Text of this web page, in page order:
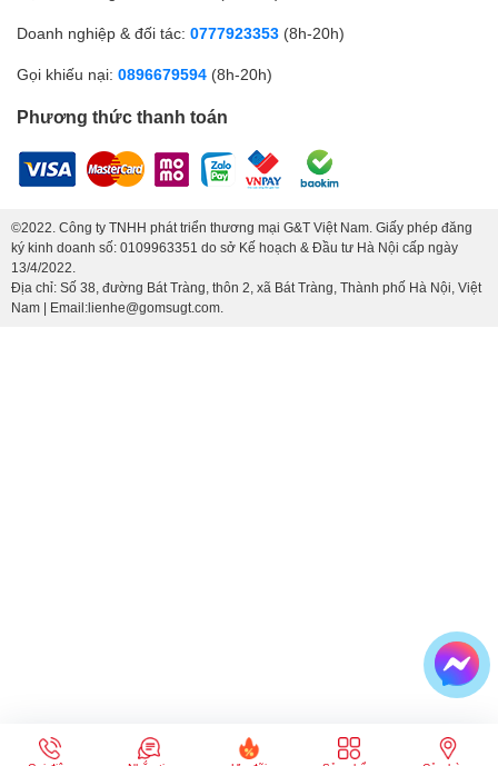
Doanh nghiệp & đối tác: 0777923353 (8h-20h)
Gọi khiếu nại: 0896679594 (8h-20h)
Phương thức thanh toán
©2022. Công ty TNHH phát triển thương mại G&T Việt Nam. Giấy phép đăng
ký kinh doanh số: 0109963351 do sở Kế hoạch & Đầu tư Hà Nội cấp ngày
13/4/2022.
Địa chỉ: Số 38, đường Bát Tràng, thôn 2, xã Bát Tràng, Thành phố Hà Nội, Việt
Nam | Email:lienhe@gomsugt.com.